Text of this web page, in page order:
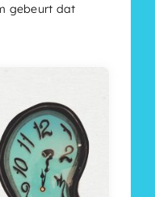
gebeurt dat